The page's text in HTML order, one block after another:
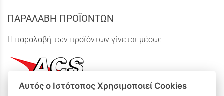
ΠΑΡΑΛΑΒΗ ΠΡΟΪΟΝΤΩΝ
Η παραλαβή των προϊόντων γίνεται μέσω:
Αυτός ο Ιστότοπος Χρησιμοποιεί Cookies